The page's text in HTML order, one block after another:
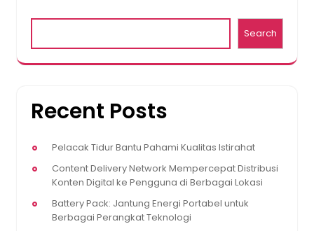
Search
Recent Posts
Pelacak Tidur Bantu Pahami Kualitas Istirahat
Content Delivery Network Mempercepat Distribusi
Konten Digital ke Pengguna di Berbagai Lokasi
Battery Pack: Jantung Energi Portabel untuk
Berbagai Perangkat Teknologi